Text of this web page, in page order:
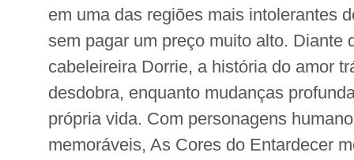
em uma das regiões mais intolerantes
sem pagar um preço muito alto. Diante
cabeleireira Dorrie, a história do amor
desdobra, enquanto mudanças
própria vida. Com personagens
memoráveis, As Cores do Entardecer